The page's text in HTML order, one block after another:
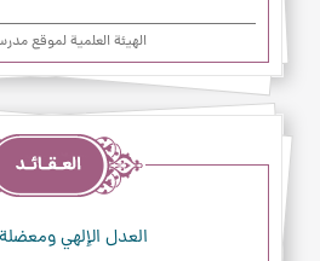
الهیئة العلمیة لموقع
العدل الإلهي